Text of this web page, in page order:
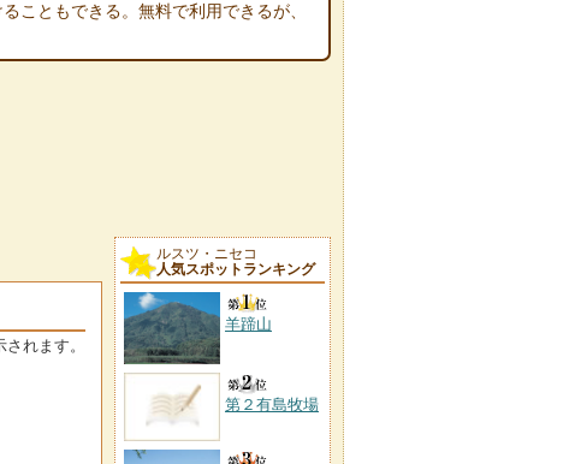
こともできる。無料で利用できるが、
れます。
ルスツ・ニセコ
人気スポットランキング
羊蹄山
第２有島牧場